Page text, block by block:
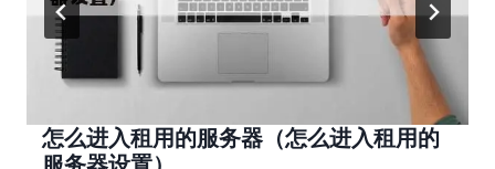
怎么进入租用的服务器（怎么进入租用的